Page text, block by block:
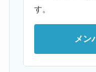
す。
メン